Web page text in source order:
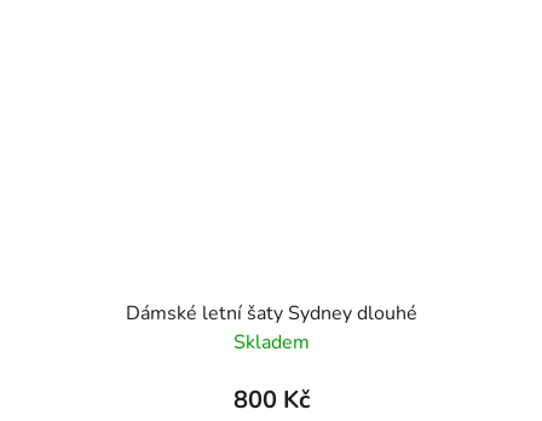
Dámské letní šaty Sydney dlouhé
Skladem
800 Kč